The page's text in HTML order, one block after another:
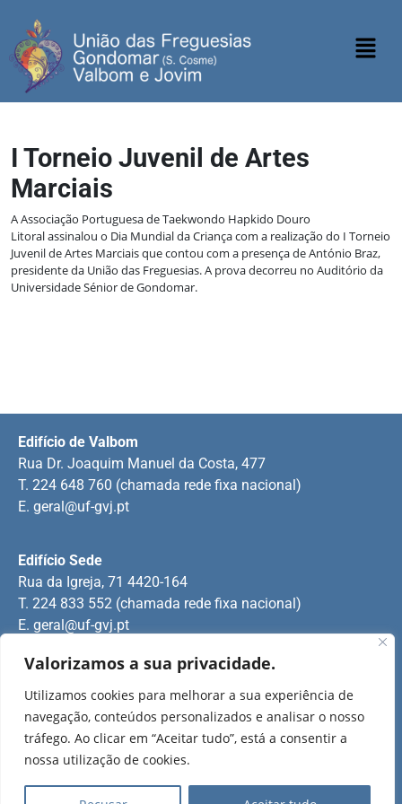
Valorizamos a sua privacidade.
Utilizamos cookies para melhorar a sua experiência de
navegação, conteúdos personalizados e analisar o nosso
tráfego. Ao clicar em “Aceitar tudo”, está a consentir a
nossa utilização de cookies.
I Torneio Juvenil de Artes
Marciais
A Associação Portuguesa de Taekwondo Hapkido Douro
Litoral assinalou o Dia Mundial da Criança com a realização do I Torneio
Juvenil de Artes Marciais que contou com a presença de António Braz,
presidente da União das Freguesias. A prova decorreu no Auditório da
Universidade Sénior de Gondomar.
Rua Manuel Pinto Martins
T. 224 509 703 (chamada rede fixa nacional)
E.geral@uf-gvj.pt
Edifício Sede
Rua da Igreja, 71 4420-164
T. 224 833 552 (chamada rede fixa nacional)
E. geral@uf-gvj.pt
Edifício de Valbom
Rua Dr. Joaquim Manuel da Costa, 477
T. 224 648 760 (chamada rede fixa nacional)
E. geral@uf-gvj.pt